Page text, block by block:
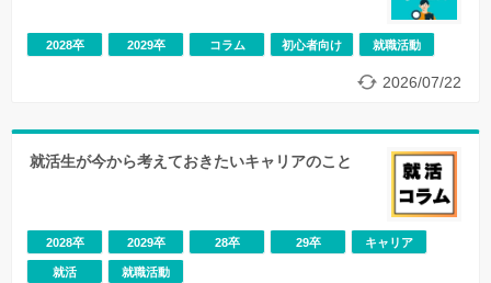
2026/07/22
2028卒 2029卒 コラム 初心者向け 就職活動
就活生が今から考えておきたいキャリアのこと
2028卒 2029卒 28卒 29卒 キャリア
就活 就職活動